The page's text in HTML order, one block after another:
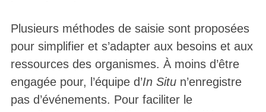
Plusieurs méthodes de saisie sont proposées
pour simplifier et s’adapter aux besoins et aux
ressources des organismes. À moins d’être
engagée pour, l’équipe d’In Situn’enregistre
pas d’événements. Pour faciliter le